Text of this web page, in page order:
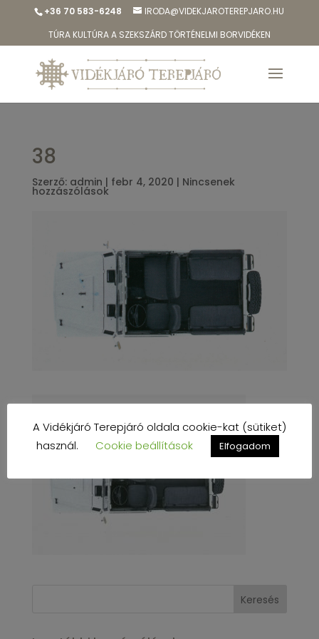
+36 70 583-6248
IRODA@VIDEKJAROTEREPJARO.HU
TÚRA KULTÚRA A SZEKSZÁRD TÖRTÉNELMI BORVIDÉKEN
38
Szerző: admin | febr 4, 2020 | Nincsenek
hozzászólások
A Vidékjáró Terepjáró oldala cookie-kat (sütiket)
használ.
Cookie beállítások Elfogadom